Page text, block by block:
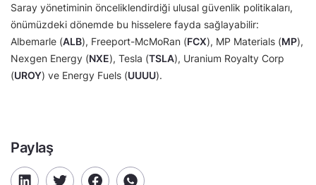
Saray yönetiminin önceliklendirdiği ulusal güvenlik politikaları,
önümüzdeki dönemde bu hisselere fayda sağlayabilir:
Albemarle (ALB), Freeport-McMoRan (FCX), MP Materials (MP),
Nexgen Energy (NXE), Tesla (TSLA), Uranium Royalty Corp
(UROY) ve Energy Fuels (UUUU).
Paylaş